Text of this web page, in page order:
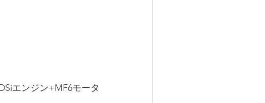
エンジン+MF6モータ